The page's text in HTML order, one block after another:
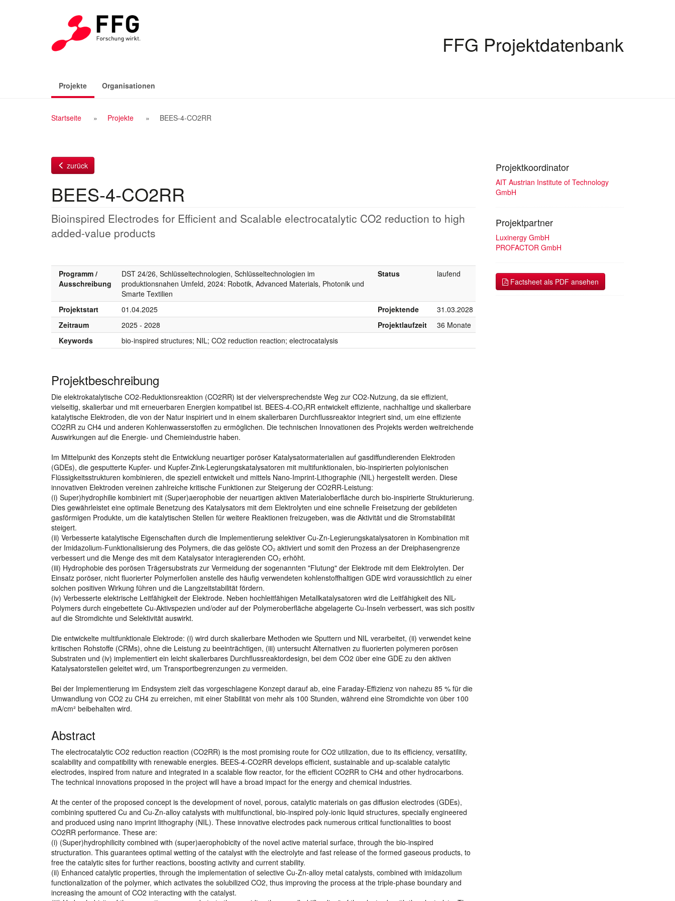
FFG Projektdatenbank
Projekte(aktiv)Organisationen
Breadcrumb
Startseite Projekte BEES-4-CO2RR
zurück
BEES-4-CO2RR
Bioinspired Electrodes for Efficient and Scalable electrocatalytic CO2 reduction to high
added-value products
Programm /
Ausschreibung
DST 24/26, Schlüsseltechnologien, Schlüsseltechnologien im
produktionsnahen Umfeld, 2024: Robotik, Advanced Materials, Photonik und
Smarte Textilien
Status laufend
Projektstart 01.04.2025 Projektende
31.03.2028
Zeitraum
2025 - 2028 Projektlaufzeit
36 Monate
Keywords
bio-inspired structures; NIL; CO2 reduction reaction; electrocatalysis
Projektbeschreibung
Die elektrokatalytische CO2-Reduktionsreaktion (CO2RR) ist der vielversprechendste Weg zur CO2-Nutzung, da sie effizient,
vielseitig, skalierbar und mit erneuerbaren Energien kompatibel ist. BEES-4-CO₂RR entwickelt effiziente, nachhaltige und skalierbare
katalytische Elektroden, die von der Natur inspiriert und in einem skalierbaren Durchflussreaktor integriert sind, um eine effiziente
CO2RR zu CH4 und anderen Kohlenwasserstoffen zu ermöglichen. Die technischen Innovationen des Projekts werden weitreichende
Auswirkungen auf die Energie- und Chemieindustrie haben.
Im Mittelpunkt des Konzepts steht die Entwicklung neuartiger poröser Katalysatormaterialien auf gasdiffundierenden Elektroden
(GDEs), die gesputterte Kupfer- und Kupfer-Zink-Legierungskatalysatoren mit multifunktionalen, bio-inspirierten polyionischen
Flüssigkeitsstrukturen kombinieren, die speziell entwickelt und mittels Nano-Imprint-Lithographie (NIL) hergestellt werden. Diese
innovativen Elektroden vereinen zahlreiche kritische Funktionen zur Steigerung der CO2RR-Leistung:
(i) Super)hydrophilie kombiniert mit (Super)aerophobie der neuartigen aktiven Materialoberfläche durch bio-inspirierte Strukturierung.
Dies gewährleistet eine optimale Benetzung des Katalysators mit dem Elektrolyten und eine schnelle Freisetzung der gebildeten
gasförmigen Produkte, um die katalytischen Stellen für weitere Reaktionen freizugeben, was die Aktivität und die Stromstabilität
steigert.
(ii) Verbesserte katalytische Eigenschaften durch die Implementierung selektiver Cu-Zn-Legierungskatalysatoren in Kombination mit
der Imidazolium-Funktionalisierung des Polymers, die das gelöste CO₂ aktiviert und somit den Prozess an der Dreiphasengrenze
verbessert und die Menge des mit dem Katalysator interagierenden CO₂ erhöht.
(iii) Hydrophobie des porösen Trägersubstrats zur Vermeidung der sogenannten "Flutung" der Elektrode mit dem Elektrolyten. Der
Einsatz poröser, nicht fluorierter Polymerfolien anstelle des häufig verwendeten kohlenstoffhaltigen GDE wird voraussichtlich zu einer
solchen positiven Wirkung führen und die Langzeitstabilität fördern.
(iv) Verbesserte elektrische Leitfähigkeit der Elektrode. Neben hochleitfähigen Metallkatalysatoren wird die Leitfähigkeit des NIL-
Polymers durch eingebettete Cu-Aktivspezien und/oder auf der Polymeroberfläche abgelagerte Cu-Inseln verbessert, was sich positiv
auf die Stromdichte und Selektivität auswirkt.
Die entwickelte multifunktionale Elektrode: (i) wird durch skalierbare Methoden wie Sputtern und NIL verarbeitet, (ii) verwendet keine
kritischen Rohstoffe (CRMs), ohne die Leistung zu beeinträchtigen, (iii) untersucht Alternativen zu fluorierten polymeren porösen
Substraten und (iv) implementiert ein leicht skalierbares Durchflussreaktordesign, bei dem CO2 über eine GDE zu den aktiven
Katalysatorstellen geleitet wird, um Transportbegrenzungen zu vermeiden.
Bei der Implementierung im Endsystem zielt das vorgeschlagene Konzept darauf ab, eine Faraday-Effizienz von nahezu 85 % für die
Umwandlung von CO2 zu CH4 zu erreichen, mit einer Stabilität von mehr als 100 Stunden, während eine Stromdichte von über 100
mA/cm² beibehalten wird.
Abstract
The electrocatalytic CO2 reduction reaction (CO2RR) is the most promising route for CO2 utilization, due to its efficiency, versatility,
scalability and compatibility with renewable energies. BEES-4-CO2RR develops efficient, sustainable and up-scalable catalytic
electrodes, inspired from nature and integrated in a scalable flow reactor, for the efficient CO2RR to CH4 and other hydrocarbons.
The technical innovations proposed in the project will have a broad impact for the energy and chemical industries.
At the center of the proposed concept is the development of novel, porous, catalytic materials on gas diffusion electrodes (GDEs),
combining sputtered Cu and Cu-Zn-alloy catalysts with multifunctional, bio-inspired poly-ionic liquid structures, specially engineered
and produced using nano imprint lithography (NIL). These innovative electrodes pack numerous critical functionalities to boost
CO2RR performance. These are:
(i) (Super)hydrophilicity combined with (super)aerophobicity of the novel active material surface, through the bio-inspired
structuration. This guarantees optimal wetting of the catalyst with the electrolyte and fast release of the formed gaseous products, to
free the catalytic sites for further reactions, boosting activity and current stability.
(ii) Enhanced catalytic properties, through the implementation of selective Cu-Zn-alloy metal catalysts, combined with imidazolium
functionalization of the polymer, which activates the solubilized CO2, thus improving the process at the triple-phase boundary and
increasing the amount of CO2 interacting with the catalyst.
Projektkoordinator
AIT Austrian Institute of Technology
GmbH
Projektpartner
Luxinergy GmbH
PROFACTOR GmbH
Factsheet als PDF ansehen